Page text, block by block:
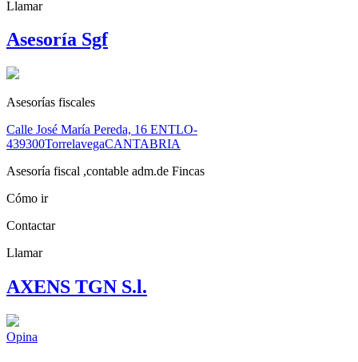
Llamar
Asesoría Sgf
Asesorías fiscales
Calle José María Pereda, 16 ENTLO-
439300TorrelavegaCANTABRIA
Asesoría fiscal ,contable adm.de Fincas
Cómo ir
Contactar
Llamar
AXENS TGN S.l.
Opina